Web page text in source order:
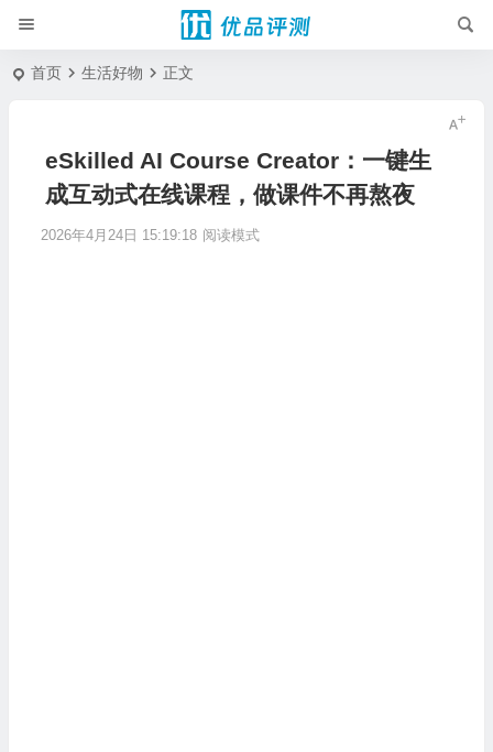
首页 生活好物 正文
eSkilled AI Course Creator：一键生
成互动式在线课程，做课件不再熬夜
2026年4月24日 15:19:18 阅读模式